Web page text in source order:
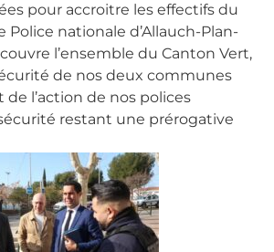
pour accroitre les effectifs du
Police nationale d’Allauch-Plan-
l’ensemble du Canton Vert,
de nos deux communes
l’action de nos polices
restant une prérogative